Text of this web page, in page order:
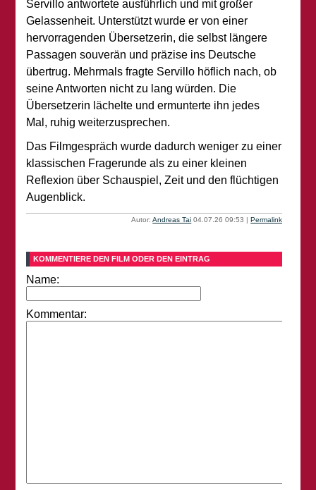
Servillo antwortete ausführlich und mit großer
Gelassenheit. Unterstützt wurde er von einer
hervorragenden Übersetzerin, die selbst längere
Passagen souverän und präzise ins Deutsche
übertrug. Mehrmals fragte Servillo höflich nach, ob
seine Antworten nicht zu lang würden. Die
Übersetzerin lächelte und ermunterte ihn jedes
Mal, ruhig weiterzusprechen.
Das Filmgespräch wurde dadurch weniger zu einer
klassischen Fragerunde als zu einer kleinen
Reflexion über Schauspiel, Zeit und den flüchtigen
Augenblick.
Autor:Andreas Tai 04.07.26 09:53 |Permalink
KOMMENTIERE DEN FILM ODER DEN EINTRAG
Name:
Kommentar: